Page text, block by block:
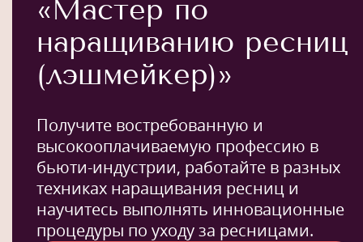
«Мастер по
наращиванию ресниц
(лэшмейкер)»
Получите востребованную и
высокооплачиваемую профессию в
бьюти-индустрии, работайте в разных
техниках наращивания ресниц и
научитесь выполнять инновационные
процедуры по уходу за ресницами.